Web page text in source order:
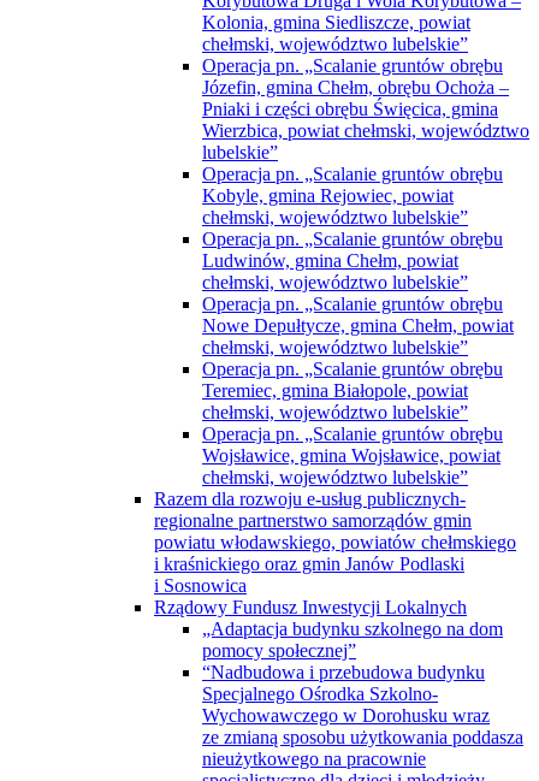
Kolonia, gmina Siedliszcze, powiat
chełmski, województwo lubelskie”
Operacja pn. „Scalanie gruntów obrębu
Józefin, gmina Chełm, obrębu Ochoża –
Pniaki i części obrębu Święcica, gmina
Wierzbica, powiat chełmski, województwo
lubelskie”
Operacja pn. „Scalanie gruntów obrębu
Kobyle, gmina Rejowiec, powiat
chełmski, województwo lubelskie”
Operacja pn. „Scalanie gruntów obrębu
Ludwinów, gmina Chełm, powiat
chełmski, województwo lubelskie”
Operacja pn. „Scalanie gruntów obrębu
Nowe Depułtycze, gmina Chełm, powiat
chełmski, województwo lubelskie”
Operacja pn. „Scalanie gruntów obrębu
Teremiec, gmina Białopole, powiat
chełmski, województwo lubelskie”
Operacja pn. „Scalanie gruntów obrębu
Wojsławice, gmina Wojsławice, powiat
chełmski, województwo lubelskie”
Razem dla rozwoju e-usług publicznych-
regionalne partnerstwo samorządów gmin
powiatu włodawskiego, powiatów chełmskiego
i kraśnickiego oraz gmin Janów Podlaski
i Sosnowica
Rządowy Fundusz Inwestycji Lokalnych
„Adaptacja budynku szkolnego na dom
pomocy społecznej”
“Nadbudowa i przebudowa budynku
Specjalnego Ośrodka Szkolno-
Wychowawczego w Dorohusku wraz
ze zmianą sposobu użytkowania poddasza
nieużytkowego na pracownie